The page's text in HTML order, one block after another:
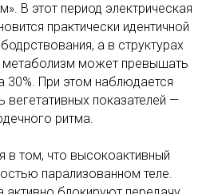
В этот период электрическая
практически идентичной
а в структурах
метаболизм может превышать
30%. При этом наблюдается
вегетативных показателей —
ритма.
в том, что высокоактивный
парализованном теле.